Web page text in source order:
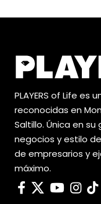
PLAYERS of Life es
reconocidas en
Saltillo. Única en
negocios y estilo
de empresarios y
máximo.